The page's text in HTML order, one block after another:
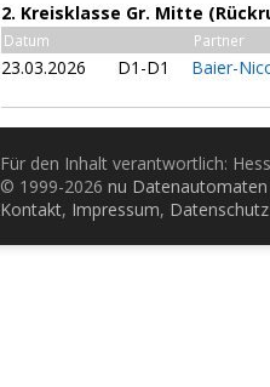
2. Kreisklasse Gr. Mitte
Datum Partner
23.03.2026 D1-D1 Baier-
Für den Inhalt verantwortlich:
© 1999-2026 nu
Kontakt, Impressum, Datenschutz